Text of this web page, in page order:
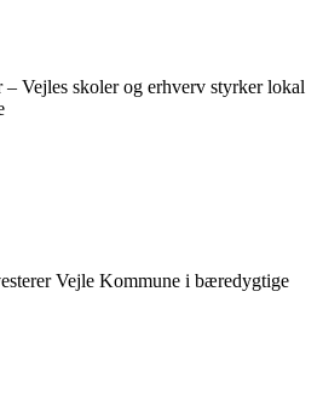
Vejles skoler og erhverv styrker lokal
Vejle Kommune i bæredygtige